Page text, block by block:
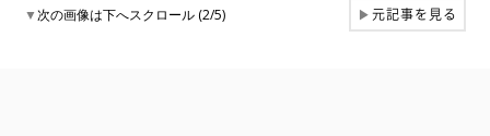
▼次の画像は下へスクロール (2/5) ▶元記事を見る